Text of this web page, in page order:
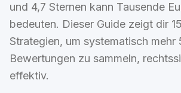
und 4,7 Sternen kann Tausende
bedeuten. Dieser Guide zeigt dir
Strategien, um systematisch mehr
Bewertungen zu sammeln,
effektiv.